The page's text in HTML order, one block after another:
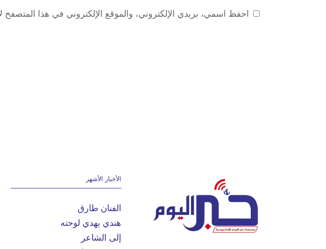
احفظ اسمي، بريدي الإلكتروني، والموقع الإلكتروني في هذا المتصفح
الأخبار الأشهر
الفنان طارق
هندي يهدي لوحته
إلى الشاعر